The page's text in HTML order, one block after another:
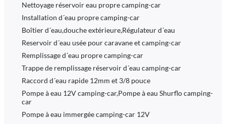
Nettoyage réservoir eau propre camping-car
Installation d´eau propre camping-car
Boîtier d´eau,douche extérieure,Régulateur d´eau
Reservoir d´eau usée pour caravane et camping-car
Remplissage d´eau propre camping-car
Trappe de remplissage réservoir d´eau camping-car
Raccord d´eau rapide 12mm et 3/8 pouce
Pompe à eau 12V camping-car,Pompe à eau Shurflo camping-
car
Pompe à eau immergée camping-car 12V